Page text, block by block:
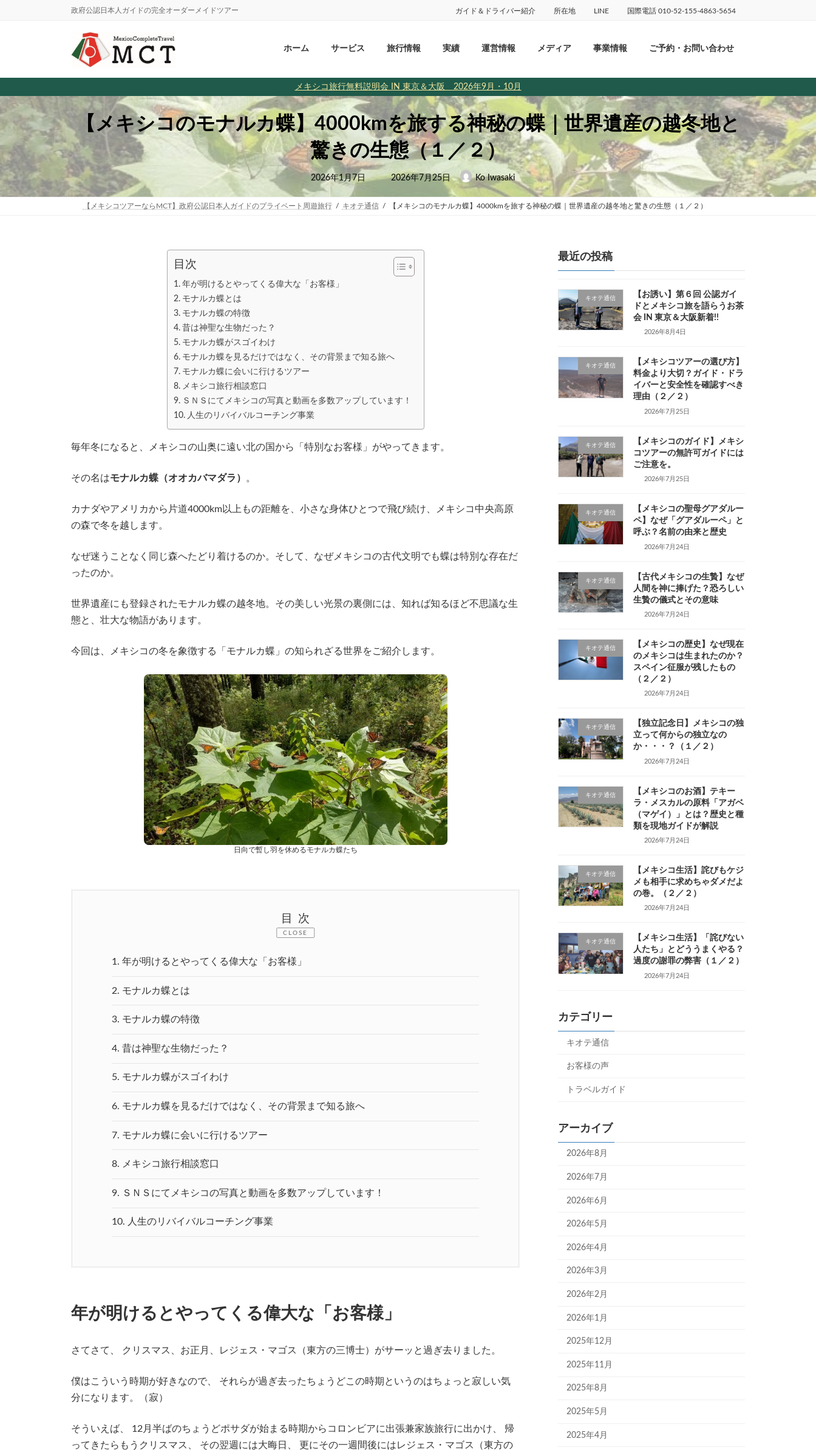
キ
ッ
に
移
政府公認日本人ガイドの完全オーダーメイドツアー ガイド＆ドライバー紹介 所在地 LINE 国際電話 010-52-155-4863-5654
ホーム サービス 旅行情報 実績 運営情報 メディア 事業情報 ご予約・お問い合わせ
メキシコ旅行無料説明会 IN 東京＆大阪 2026年9月・10月
【メキシコのモナルカ蝶】4000kmを旅する神秘の蝶｜世界遺産の越冬地と
驚きの生態（１／２）
2026年1月7日
最
終
新
日
2026年7月25日 Ko Iwasaki
【メキシコツアーならMCT】政府公認日本人ガイドのプライベート周遊旅行 キオテ通信 【メキシコのモナルカ蝶】4000kmを旅する神秘の蝶｜世界遺産の越冬地と驚きの生態（１／２）
目次
年が明けるとやってくる偉大な「お客様」
モナルカ蝶とは
モナルカ蝶の特徴
昔は神聖な生物だった？
モナルカ蝶がスゴイわけ
モナルカ蝶を見るだけではなく、その背景まで知る旅へ
モナルカ蝶に会いに行けるツアー
メキシコ旅行相談窓口
ＳＮＳにてメキシコの写真と動画を多数アップしています！
人生のリバイバルコーチング事業
毎年冬になると、メキシコの山奥に遠い北の国から「特別なお客様」がやってきます。
その名はモナルカ蝶（オオカバマダラ） 。
カナダやアメリカから片道4000km以上もの距離を、小さな身体ひとつで飛び続け、メキシコ中央高原
の森で冬を越します。
なぜ迷うことなく同じ森へたどり着けるのか。そして、なぜメキシコの古代文明でも蝶は特別な存在だ
ったのか。
世界遺産にも登録されたモナルカ蝶の越冬地。その美しい光景の裏側には、知れば知るほど不思議な生
態と、壮大な物語があります。
今回は、メキシコの冬を象徴する「モナルカ蝶」の知られざる世界をご紹介します。
日向で暫し羽を休めるモナルカ蝶たち
目次
CLOSE
1. 年が明けるとやってくる偉大な「お客様」
2. モナルカ蝶とは
3. モナルカ蝶の特徴
4. 昔は神聖な生物だった？
5. モナルカ蝶がスゴイわけ
6. モナルカ蝶を見るだけではなく、その背景まで知る旅へ
7. モナルカ蝶に会いに行けるツアー
8. メキシコ旅行相談窓口
9. ＳＮＳにてメキシコの写真と動画を多数アップしています！
10. 人生のリバイバルコーチング事業
年が明けるとやってくる偉大な「お客様」
さてさて、 クリスマス、お正月、レジェス・マゴス（東方の三博士）がサーッと過ぎ去りました。
僕はこういう時期が好きなので、 それらが過ぎ去ったちょうどこの時期というのはちょっと寂しい気
分になります。（寂）
そういえば、 12月半ばのちょうどポサダが始まる時期からコロンビアに出張兼家族旅行に出かけ、 帰
ってきたらもうクリスマス、 その翌週には大晦日、 更にその一週間後にはレジェス・マゴス（東方の
最近の投稿
キオテ通信
【お誘い】第６回 公認ガイ
ドとメキシコ旅を語らうお茶
会 IN 東京＆大阪新着!!
2026年8月4日
キオテ通信
【メキシコツアーの選び方】
料金より大切？ガイド・ドラ
イバーと安全性を確認すべき
理由（２／２）
2026年7月25日
キオテ通信
【メキシコのガイド】メキシ
コツアーの無許可ガイドには
ご注意を。
2026年7月25日
キオテ通信
【メキシコの聖母グアダルー
ペ】なぜ「グアダルーペ」と
呼ぶ？名前の由来と歴史
2026年7月24日
キオテ通信
【古代メキシコの生贄】なぜ
人間を神に捧げた？恐ろしい
生贄の儀式とその意味
2026年7月24日
キオテ通信
【メキシコの歴史】なぜ現在
のメキシコは生まれたのか？
スペイン征服が残したもの
（２／２）
2026年7月24日
キオテ通信
【独立記念日】メキシコの独
立って何からの独立なの
か・・・？（１／２）
2026年7月24日
キオテ通信
【メキシコのお酒】テキー
ラ・メスカルの原料「アガベ
（マゲイ）」とは？歴史と種
類を現地ガイドが解説
2026年7月24日
キオテ通信
【メキシコ生活】詫びもケジ
メも相手に求めちゃダメだよ
の巻。（２／２）
2026年7月24日
キオテ通信
【メキシコ生活】「詫びない
人たち」とどううまくやる？
過度の謝罪の弊害（１／２）
2026年7月24日
カテゴリー
キオテ通信
お客様の声
トラベルガイド
アーカイブ
2026年8月
2026年7月
2026年6月
2026年5月
2026年4月
2026年3月
2026年2月
2026年1月
2025年12月
2025年11月
2025年8月
2025年5月
2025年4月